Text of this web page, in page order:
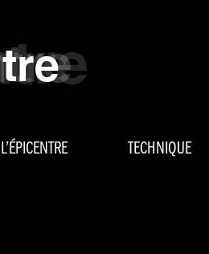
L’ÉPICENTRE TECHNIQUE